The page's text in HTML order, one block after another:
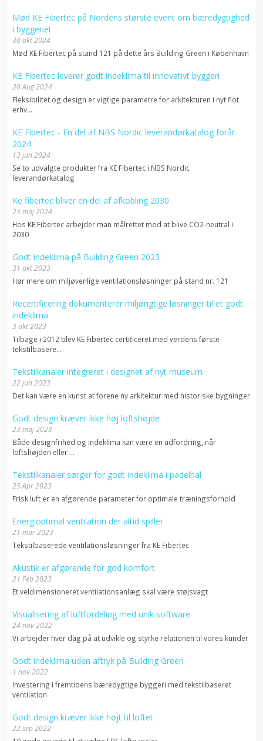
Mød KE Fibertec på Nordens største event om bæredygtighed
i byggeriet
30 okt 2024
Mød KE Fibertec på stand 121 på dette års Building Green i København
KE Fibertec leverer godt indeklima til innovativt byggeri
20 Aug 2024
Fleksibilitet og design er vigtige parametre for arkitekturen i nyt flot
erhv...
KE Fibertec - En del af NBS Nordic leverandørkatalog forår
2024
13 jun 2024
Se to udvalgte produkter fra KE Fibertec i NBS Nordic
leverandørkatalog
Ke fibertec bliver en del af afkobling 2030
23 maj 2024
Hos KE Fibertec arbejder man målrettet mod at blive CO2-neutral i
2030
Godt indeklima på Building Green 2023
31 okt 2023
Hør mere om miljøvenlige ventilationsløsninger på stand nr. 121
Recertificering dokumenterer miljørigtige løsninger til et godt
indeklima
3 okt 2023
Tilbage i 2012 blev KE Fibertec certificeret med verdens første
tekstilbasere...
Tekstilkanaler integreret i designet af nyt museum
22 jun 2023
Det kan være en kunst at forene ny arkitektur med historiske bygninger
Godt design kræver ikke høj loftshøjde
23 maj 2023
Både designfrihed og indeklima kan være en udfordring, når
loftshøjden eller ...
Tekstilkanaler sørger for godt indeklima i padelhal
25 Apr 2023
Frisk luft er en afgørende parameter for optimale træningsforhold
Energioptimal ventilation der altid spiller
21 mar 2023
Tekstilbaserede ventilationsløsninger fra KE Fibertec
Akustik er afgørende for god komfort
21 Feb 2023
Et veldimensioneret ventilationsanlæg skal være støjsvagt
Visualisering af luftfordeling med unik software
24 nov 2022
Vi arbejder hver dag på at udvikle og styrke relationen til vores kunder
Godt indeklima uden aftryk på Building Green
1 nov 2022
Investering i fremtidens bæredygtige byggeri med tekstilbaseret
ventilation
Godt design kræver ikke højt til loftet
22 sep 2022